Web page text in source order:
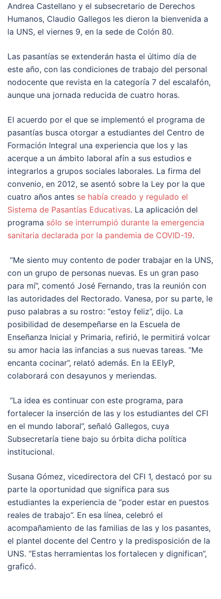
Andrea Castellano y el subsecretario de Derechos
Humanos, Claudio Gallegos les dieron la bienvenida a
la UNS, el viernes 9, en la sede de Colón 80.
Las pasantías se extenderán hasta el último día de
este año, con las condiciones de trabajo del personal
nodocente que revista en la categoría 7 del escalafón,
aunque una jornada reducida de cuatro horas.
El acuerdo por el que se implementó el programa de
pasantías busca otorgar a estudiantes del Centro de
Formación Integral una experiencia que los y las
acerque a un ámbito laboral afín a sus estudios e
integrarlos a grupos sociales laborales. La firma del
convenio, en 2012, se asentó sobre la Ley por la que
cuatro años antes se había creado y regulado el
Sistema de Pasantías Educativas. La aplicación del
programa sólo se interrumpió durante la emergencia
sanitaria declarada por la pandemia de COVID-19.
“Me siento muy contento de poder trabajar en la UNS,
con un grupo de personas nuevas. Es un gran paso
para mí”, comentó José Fernando, tras la reunión con
las autoridades del Rectorado. Vanesa, por su parte, le
puso palabras a su rostro: “estoy feliz”, dijo. La
posibilidad de desempeñarse en la Escuela de
Enseñanza Inicial y Primaria, refirió, le permitirá volcar
su amor hacia las infancias a sus nuevas tareas. “Me
encanta cocinar”, relató además. En la EEIyP,
colaborará con desayunos y meriendas.
“La idea es continuar con este programa, para
fortalecer la inserción de las y los estudiantes del CFI
en el mundo laboral”, señaló Gallegos, cuya
Subsecretaría tiene bajo su órbita dicha política
institucional.
Susana Gómez, vicedirectora del CFI 1, destacó por su
parte la oportunidad que significa para sus
estudiantes la experiencia de “poder estar en puestos
reales de trabajo”. En esa línea, celebró el
acompañamiento de las familias de las y los pasantes,
el plantel docente del Centro y la predisposición de la
UNS. “Estas herramientas los fortalecen y dignifican”,
graficó.